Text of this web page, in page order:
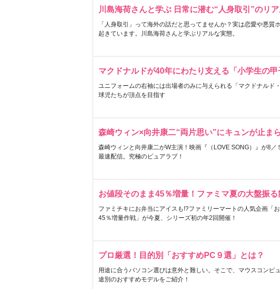
川島海荷さんと学ぶ 日常に潜む“人身取引”のリ
「人身取引」って海外の話だと思ってませんか？実は恋愛や悪質
起きています。川島海荷さんと学ぶリアルな実態。
マクドナルドが40年にわたり支える「小学生の甲
ユニフォームの右袖には出場者のみに与えられる「マクドナルド
球児たちが頂点を目指す
森崎ウィン×向井康二“両片思い”にキュンが止ま
森崎ウィンと向井康二がW主演！映画『（LOVE SONG）』が8／
最速配信。究極のピュアラブ！
お値段そのまま45％増量！ファミマ夏の大盤振る
ファミチキにお弁当にアイスも!?ファミリーマートの人気企画「
45％増量作戦」が今夏、シリーズ初の年2回開催！
プロ厳選！目的別「おすすめPC９選」とは？
用途に合うパソコン選びは意外と難しい。そこで、マウスコンピ
途別のおすすめモデルをご紹介！